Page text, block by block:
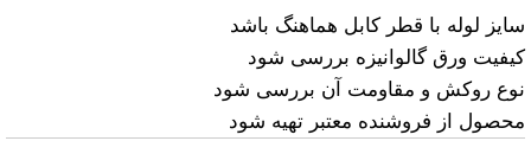
سایز لوله با قطر کابل هماهنگ باشد
کیفیت ورق گالوانیزه بررسی شود
نوع روکش و مقاومت آن بررسی شود
محصول از فروشنده معتبر تهیه شود